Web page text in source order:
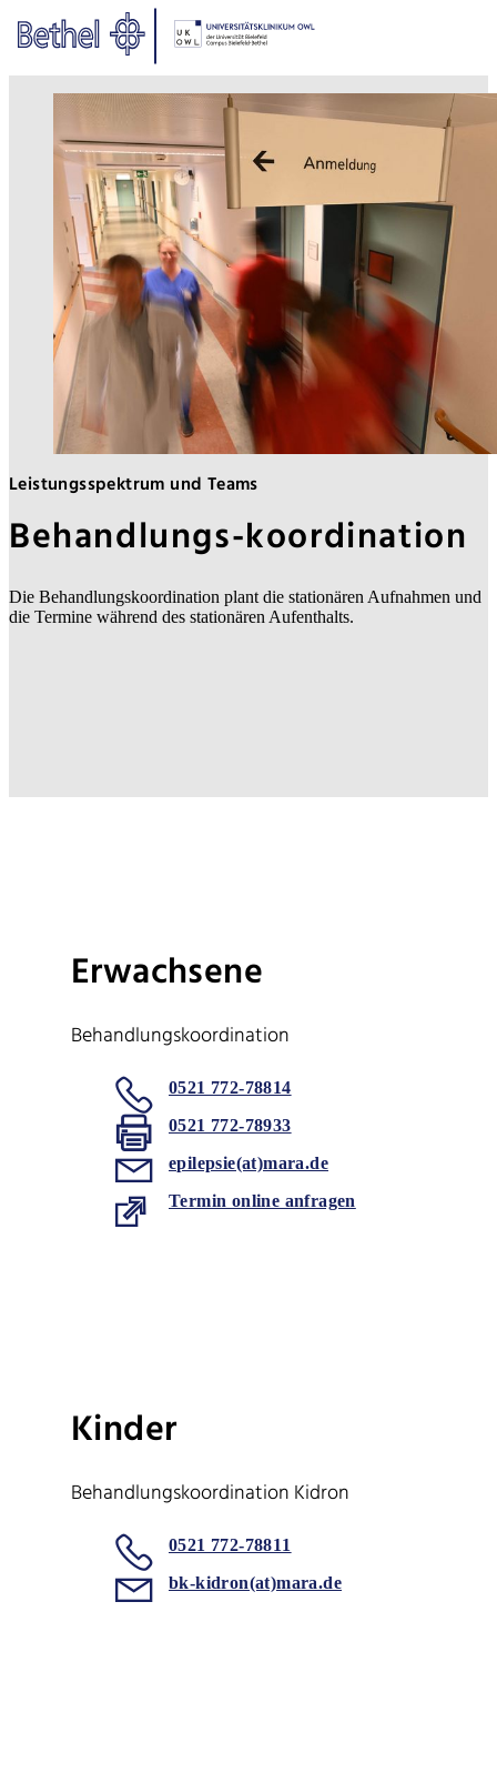
Zum Hauptinhalt springen
Zur Fußzeile springen
Bethel -
Leistungsspektrum und Teams
Behandlungs-koordination
Die Behandlungskoordination plant die stationären Aufnahmen und
die Termine während des stationären Aufenthalts.
Erwachsene
Behandlungskoordination
0521 772-78814
0521 772-78933
epilepsie(at)mara.de
Termin online anfragen
Kinder
Behandlungskoordination Kidron
0521 772-78811
bk-kidron(at)mara.de